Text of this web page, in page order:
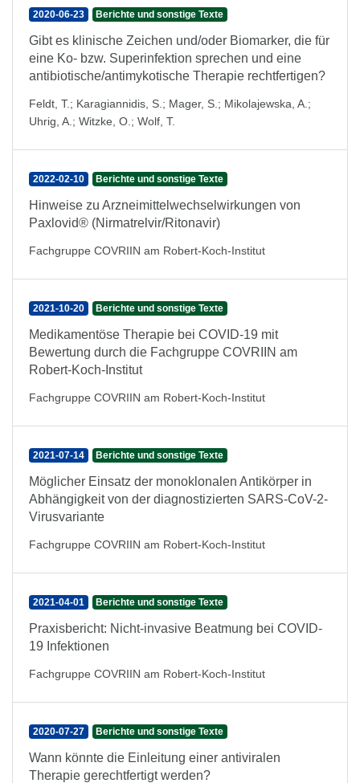
2020-06-23 Berichte und sonstige Texte
Gibt es klinische Zeichen und/oder Biomarker, die für
eine Ko- bzw. Superinfektion sprechen und eine
antibiotische/antimykotische Therapie rechtfertigen?
Feldt, T.; Karagiannidis, S. ; Mager, S. ; Mikolajewska, A. ;
Uhrig, A. ; Witzke, O. ; Wolf, T.
2022-02-10 Berichte und sonstige Texte
Hinweise zu Arzneimittelwechselwirkungen von
Paxlovid® (Nirmatrelvir/Ritonavir)
Fachgruppe COVRIIN am Robert-Koch-Institut
2021-10-20 Berichte und sonstige Texte
Medikamentöse Therapie bei COVID-19 mit
Bewertung durch die Fachgruppe COVRIIN am
Robert-Koch-Institut
Fachgruppe COVRIIN am Robert-Koch-Institut
2021-07-14 Berichte und sonstige Texte
Möglicher Einsatz der monoklonalen Antikörper in
Abhängigkeit von der diagnostizierten SARS-CoV-2-
Virusvariante
Fachgruppe COVRIIN am Robert-Koch-Institut
2021-04-01 Berichte und sonstige Texte
Praxisbericht: Nicht-invasive Beatmung bei COVID-
19 Infektionen
Fachgruppe COVRIIN am Robert-Koch-Institut
2020-07-27 Berichte und sonstige Texte
Wann könnte die Einleitung einer antiviralen
Therapie gerechtfertigt werden?